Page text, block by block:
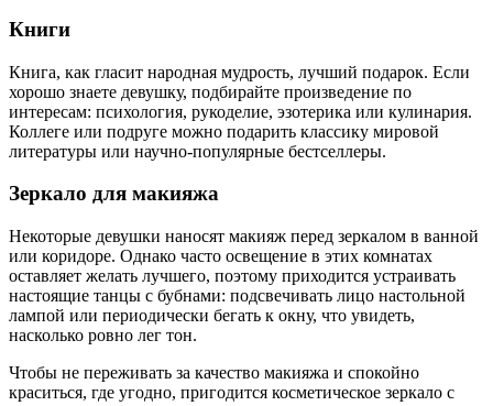
Книги
Книга, как гласит народная мудрость, лучший подарок. Если
хорошо знаете девушку, подбирайте произведение по
интересам: психология, рукоделие, эзотерика или кулинария.
Коллеге или подруге можно подарить классику мировой
литературы или научно-популярные бестселлеры.
Зеркало для макияжа
Некоторые девушки наносят макияж перед зеркалом в ванной
или коридоре. Однако часто освещение в этих комнатах
оставляет желать лучшего, поэтому приходится устраивать
настоящие танцы с бубнами: подсвечивать лицо настольной
лампой или периодически бегать к окну, что увидеть,
насколько ровно лег тон.
Чтобы не переживать за качество макияжа и спокойно
краситься, где угодно, пригодится косметическое зеркало с